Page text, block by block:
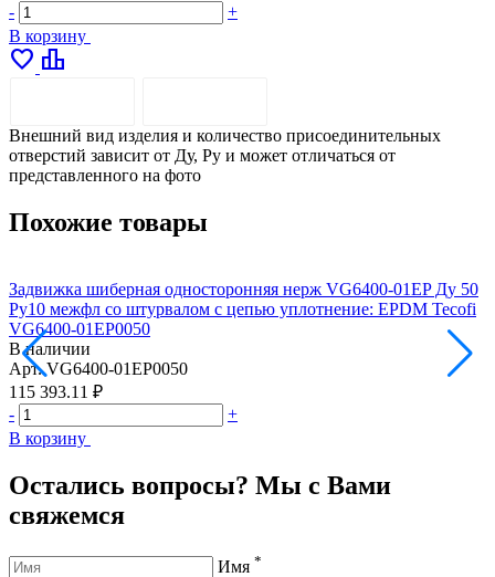
-
+
В корзину
favorite leaderboard
Внешний вид изделия и количество присоединительных
отверстий зависит от Ду, Pу и может отличаться от
представленного на фото
Похожие товары
Задвижка шиберная односторонняя нерж VG6400-01EP Ду 50
Ру10 межфл со штурвалом с цепью уплотнение: EPDM Tecofi
VG6400-01EP0050
В наличии
Арт. VG6400-01EP0050
115 393.11 ₽
-
+
В корзину
Остались вопросы? Мы с Вами
свяжемся
Имя *